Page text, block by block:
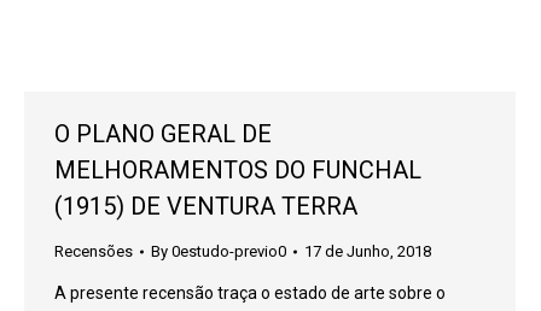
O PLANO GERAL DE
MELHORAMENTOS DO FUNCHAL
(1915) DE VENTURA TERRA
Recensões By 0estudo-previo0 17 de Junho, 2018
A presente recensão traça o estado de arte sobre o